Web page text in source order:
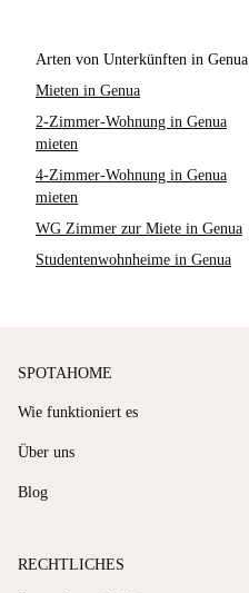
Arten von Unterkünften in Genua
Mieten in Genua
2-Zimmer-Wohnung in Genua
mieten
4-Zimmer-Wohnung in Genua
mieten
WG Zimmer zur Miete in Genua
Studentenwohnheime in Genua
SPOTAHOME
Wie funktioniert es
Über uns
Blog
RECHTLICHES